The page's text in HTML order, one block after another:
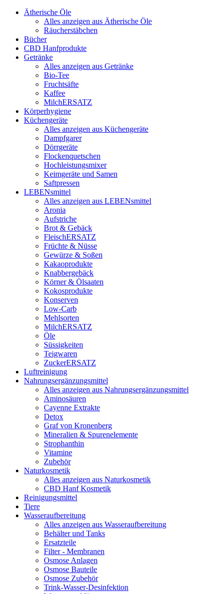
Ätherische Öle
Alles anzeigen aus Ätherische Öle
Räucherstäbchen
Bücher
CBD Hanfprodukte
Getränke
Alles anzeigen aus Getränke
Bio-Tee
Fruchtsäfte
Kaffee
MilchERSATZ
Körperhygiene
Küchengeräte
Alles anzeigen aus Küchengeräte
Dampfgarer
Dörrgeräte
Flockenquetschen
Hochleistungsmixer
Keimgeräte und Samen
Saftpressen
LEBENsmittel
Alles anzeigen aus LEBENsmittel
Aronia
Aufstriche
Brot & Gebäck
FleischERSATZ
Früchte & Nüsse
Gewürze & Soßen
Kakaoprodukte
Knabbergebäck
Körner & Ölsaaten
Kokosprodukte
Konserven
Low-Carb
Mehlsorten
MilchERSATZ
Öle
Süssigkeiten
Teigwaren
ZuckerERSATZ
Luftreinigung
Nahrungsergänzungsmittel
Alles anzeigen aus Nahrungsergänzungsmittel
Aminosäuren
Cayenne Extrakte
Detox
Graf von Kronenberg
Mineralien & Spurenelemente
Strophanthin
Vitamine
Zubehör
Naturkosmetik
Alles anzeigen aus Naturkosmetik
CBD Hanf Kosmetik
Reinigungsmittel
Tiere
Wasseraufbereitung
Alles anzeigen aus Wasseraufbereitung
Behälter und Tanks
Ersatzteile
Filter - Membranen
Osmose Anlagen
Osmose Bauteile
Osmose Zubehör
Trink-Wasser-Desinfektion